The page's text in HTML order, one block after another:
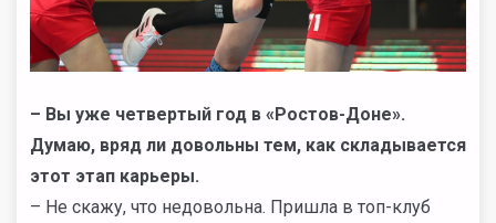
– Вы уже четвертый год в «Ростов-Доне».
Думаю, вряд ли довольны тем, как складывается
этот этап карьеры.
– Не скажу, что недовольна. Пришла в топ-клуб